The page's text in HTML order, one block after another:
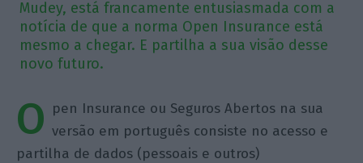
Mudey, está francamente entusiasmada com a
notícia de que a norma Open Insurance está
mesmo a chegar. E partilha a sua visão desse
novo futuro.
O pen Insurance ou Seguros Abertos na sua
versão em português consiste no acesso e
partilha de dados (pessoais e outros)